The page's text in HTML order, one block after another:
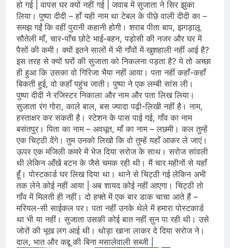
हो गई | वापस घर क्‍यों नहीं गई | जवाब में सुजाता ने सिर झुका
लिया। पुष्पा दीदी – हाँ यही नाम था टेबल के पीछे वाली दीदी का –
समझ गईं कि वहीं पुरानी कहानी होगी। शराब पीता बाप, झगड़ालू
सौतेली माँ, चार-पाँच छोटे भाई-बहन, पड़ोसी की नजर और घर में
पैसों की कमी। क्यों इतने सालों में भी गाँवों में खुशहाली नहीं आई है?
इस तरह से क्‍यों घरों की सुजाता को निकलना पड़ता है? ये तो अच्छा
ही हुआ कि उसका वो गिरिजा भैया नहीं आया। पता नहीं कहाँ-कहाँ
बिकती हुई, वो कहाँ पहुंच जाती। पुष्पा ने एक लम्बी सांस ली।
पुष्पा दीदी ने रजिस्टर निकाला और नाम और पता लिख लिया।
सुजाता रंग गोरा, काले बाल, बस ज्यादा पढ़ी-लिखी नहीं है। नाम,
हस्ताक्षर कर सकती है। स्टेशन के पास पाई गई, गाँव का नाम
बसंतपुर। पिता का नाम – अवधूत, माँ का नाम – लछमी। कल तुम्हें
एक चिट्ठी देंगे। तुम उनको लिखो कि वो तुम्हें यहाँ आकर ले जाएं।
ऊपर एक मंजिली कमरे में भेज दिया सरोज के साथ। सरोज सांवली
थी लेकिन आँखें बटन के जैसे चमक रही थी। मैं चार महीनों से यहाँ
हूँ। पोस्टकार्ड घर लिख दिया था। थाने से चिट्ठी गई लेकिन अभी
तक लेने कोई नहीं आया | अब शायद कोई नहीं आएगा। चिट्ठी तो
गाँव में मिलती ही नहीं। दो हफ्ते में एक बार डाक चाचा आते हैं –
मरियल-सी साईकल पर। पता नहीं उनके थेले में हमारा पोस्टकार्ड
था भी या नहीं। सुजाता उसकी कोई बात नहीं सुन पा रही थी। उसे
जोरों की भूख लग आई थी। थोड़ा खाना लाकर दे दिया सरोज ने।
दाल, भात और कद्दू की बिना मसालेवाली सब्जी |